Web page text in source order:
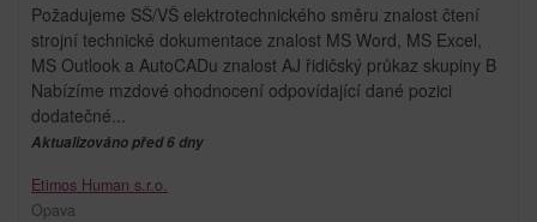
Požadujeme SŠ/VŠ elektrotechnického směru znalost čtení
strojní technické dokumentace znalost MS Word, MS Excel,
MS Outlook a AutoCADu znalost AJ řidičský průkaz skupiny B
Nabízíme mzdové ohodnocení odpovídající dané pozici
dodatečné...
Aktualizováno před 6 dny
Etimos Human s.r.o.
Opava